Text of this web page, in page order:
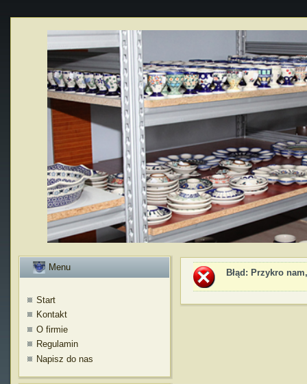
Menu
Start
Kontakt
O firmie
Regulamin
Napisz do nas
Błąd : Przykro